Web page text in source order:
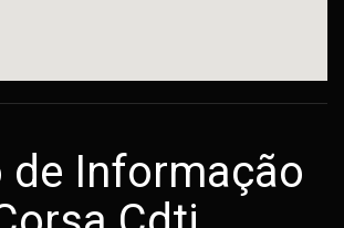
de Informação